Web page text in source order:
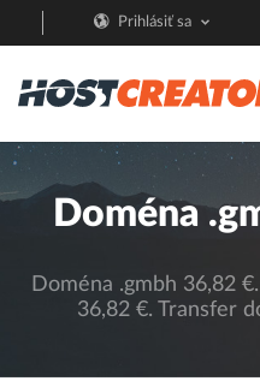
Prihlásiť sa
Doména
Doména .gmbh 36,82
36,82 €. Transfer